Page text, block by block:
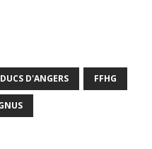
DUCS D'ANGERS FFHG